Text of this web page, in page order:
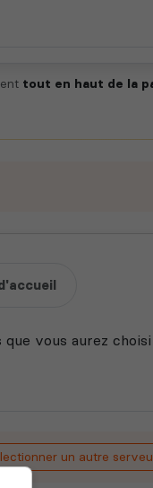
tout en haut de la
vous aurez choisi
un autre